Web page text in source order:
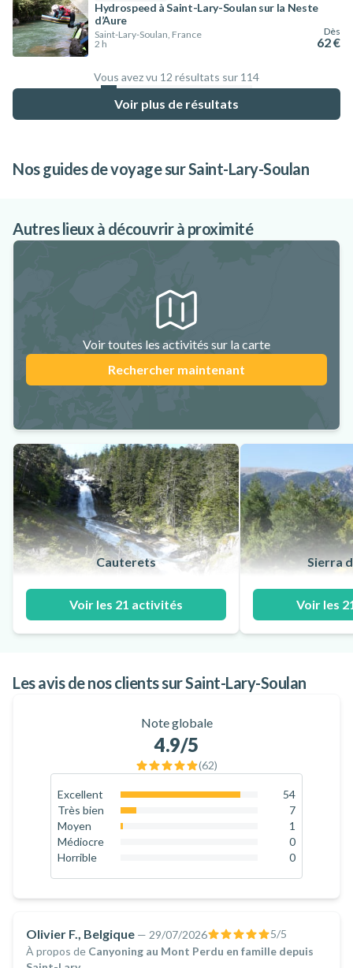
Hydrospeed à Saint-Lary-Soulan sur la Neste
d’Aure
Saint-Lary-Soulan, France
2 h
Dès
62 €
Vous avez vu 12 résultats sur 114
10.5 %
Voir plus de résultats
Nos guides de voyage sur Saint-Lary-Soulan
en France
Autres lieux à découvrir à proximité
Voir toutes les activités sur la carte
Rechercher maintenant
Cauterets
Voir les 21 activités
Sierra
Voir les
Les avis de nos clients sur Saint-Lary-Soulan
Note globale
4.9/5
(62)
Excellent
87.1
54
Très bien
11.3
7
Moyen
1
Médiocre
0
Horrible
0
Olivier F., Belgique — 29/07/2026 5/5
À propos de Canyoning au Mont Perdu en famille depuis